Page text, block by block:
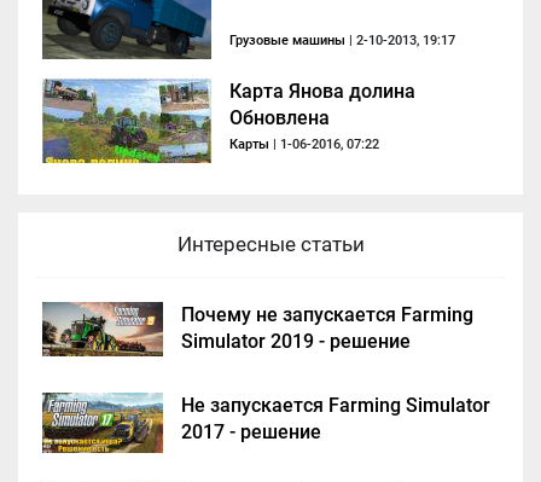
Грузовые машины | 2-10-2013, 19:17
Карта Янова долина
Обновлена
Карты | 1-06-2016, 07:22
Интересные статьи
Почему не запускается Farming
Simulator 2019 - решение
Не запускается Farming Simulator
2017 - решение